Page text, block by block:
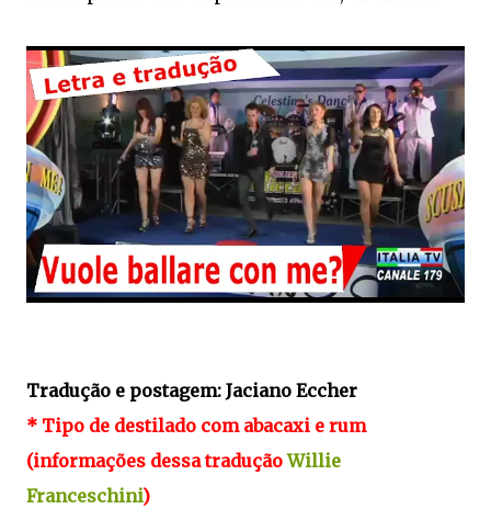
Tradução e postagem: Jaciano Eccher
* Tipo de destilado com abacaxi e rum
(informações dessa traduçãoWillie
Franceschini)